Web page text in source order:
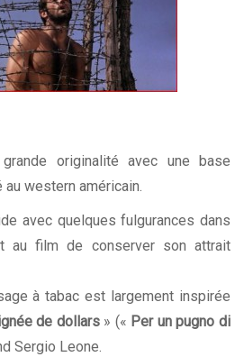
originalité avec une base
western américain.
avec quelques fulgurances dans
au film de conserver son attrait
à tabac est largement inspirée
de dollars» (« Per un pugno di
Sergio Leone.